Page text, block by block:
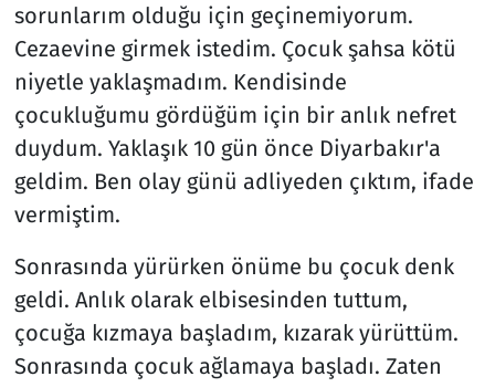
sorunlarım olduğu için geçinemiyorum.
Cezaevine girmek istedim. Çocuk şahsa kötü
niyetle yaklaşmadım. Kendisinde
çocukluğumu gördüğüm için bir anlık nefret
duydum. Yaklaşık 10 gün önce Diyarbakır'a
geldim. Ben olay günü adliyeden çıktım, ifade
vermiştim.
Sonrasında yürürken önüme bu çocuk denk
geldi. Anlık olarak elbisesinden tuttum,
çocuğa kızmaya başladım, kızarak yürüttüm.
Sonrasında çocuk ağlamaya başladı. Zaten